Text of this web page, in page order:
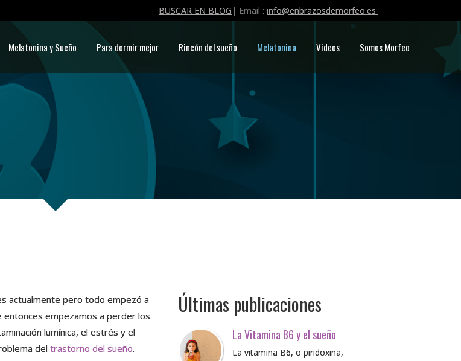
BUSCAR EN BLOG | Email : info@enbrazosdemorfeo.es
Melatonina y Sueño Para dormir mejor Rincón del sueño Melatonina Videos Somos Morfeo
actualmente pero todo empezó a
entonces empezamos a perder los
lumínica, el estrés y el
del trastorno del sueño.
Últimas publicaciones
La Vitamina B6 y el sueño
La vitamina B6, o piridoxina,